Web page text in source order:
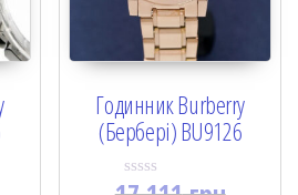
Годинник Burberry
(Бербері) BU9126
R